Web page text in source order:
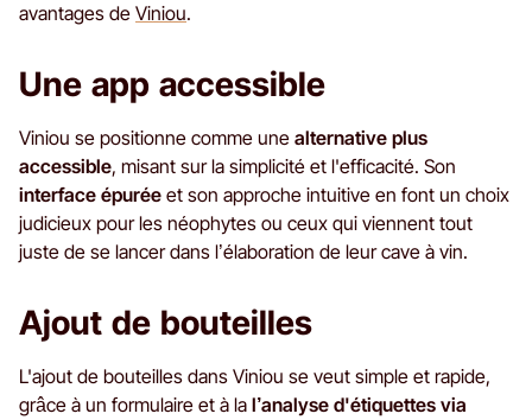
avantages de Viniou.
Une app accessible
Viniou se positionne comme une alternative plus
accessible, misant sur la simplicité et l'efficacité. Son
interface épurée et son approche intuitive en font un choix
judicieux pour les néophytes ou ceux qui viennent tout
juste de se lancer dans l’élaboration de leur cave à vin.
Ajout de bouteilles
L'ajout de bouteilles dans Viniou se veut simple et rapide,
grâce à un formulaire et à la l’analyse d'étiquettes via